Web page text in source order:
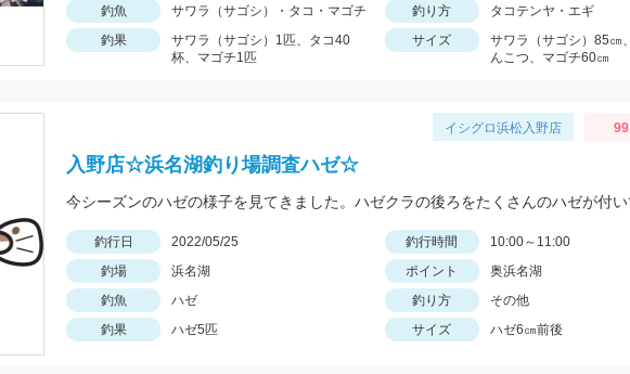
釣魚
サワラ（サゴシ）・タコ・マゴチ 釣り方
タコテンヤ・エギ
釣果
サワラ（サゴシ）1匹、タコ40
杯、マゴチ1匹
サイズ
サワラ（サゴシ）85㎝
んこつ、マゴチ60㎝
イシグロ浜松入野店
入野店☆浜名湖釣り場調査ハゼ☆
釣行日 2022/05/25 釣行時間
10:00～11:00
釣場
浜名湖 ポイント
奥浜名湖
釣魚
ハゼ 釣り方
その他
釣果
ハゼ5匹 サイズ ハゼ6㎝前後